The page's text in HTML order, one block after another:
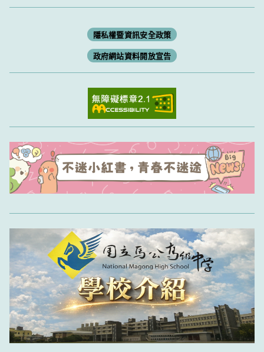
隱私權暨資訊安全政策
政府網站資料開放宣告